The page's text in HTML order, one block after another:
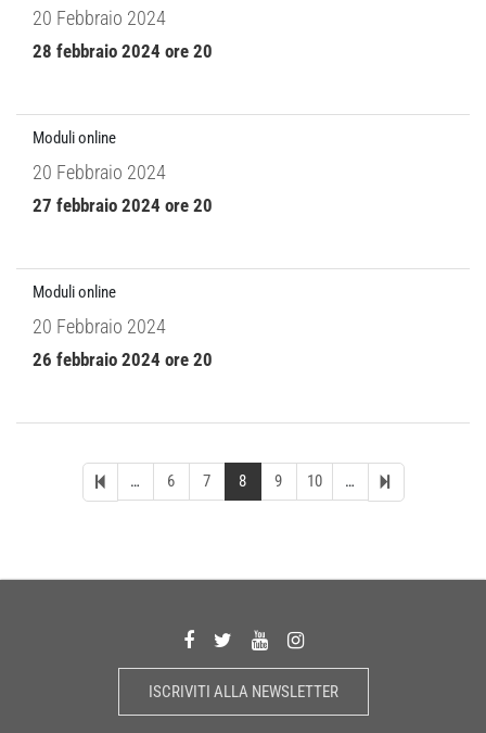
20 Febbraio 2024
28 febbraio 2024 ore 20
Moduli online
20 Febbraio 2024
27 febbraio 2024 ore 20
Moduli online
20 Febbraio 2024
26 febbraio 2024 ore 20
… 6 7 8 9 10 …
ISCRIVITI ALLA NEWSLETTER